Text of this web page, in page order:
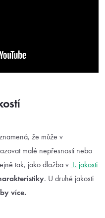
že může v
malé nepřesnosti nebo
tak, jako dlažba v 1. jakosti
. U druhé jakosti
více.